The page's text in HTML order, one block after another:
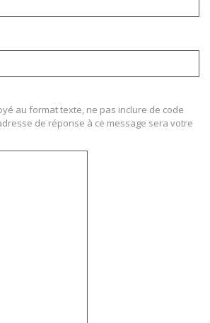
au format texte, ne pas inclure de code
de réponse à ce message sera votre